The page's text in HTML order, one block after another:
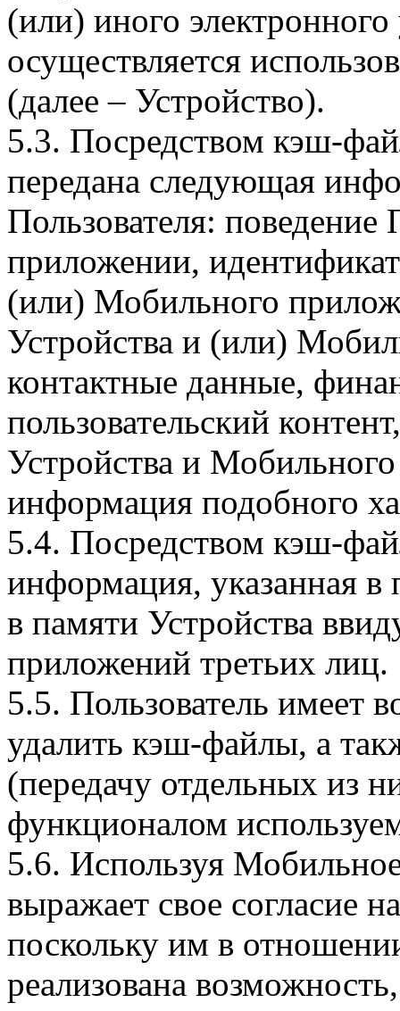
(или) иного электронного
осуществляется
(далее – Устройство).
5.3. Посредством кэш-
передана следующая
Пользователя:
приложении,
(или) Мобильного
Устройства и (или)
контактные данные,
пользовательский
Устройства и
информация подобного
5.4. Посредством кэш-
информация, указанная в
в памяти Устройства
приложений третьих лиц.
5.5. Пользователь имеет
удалить кэш-файлы, а
(передачу отдельных из
функционалом
5.6. Используя
выражает свое согласие
поскольку им в
реализована